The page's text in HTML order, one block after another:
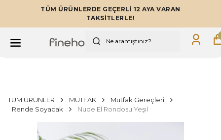
TÜM ÜRÜNLERDE GEÇERLİ 12 AYA VARAN
TAKSİTLERLE!
TÜM ÜRÜNLER MUTFAK
Mutfak Gereçleri
Rende Soyacak
Nude El Rondosu Yeşil